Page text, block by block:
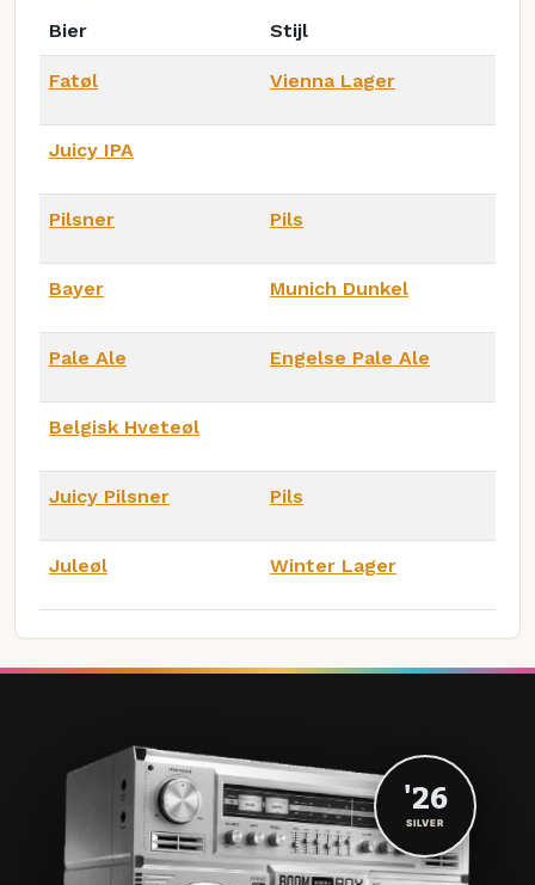
Bier Stijl
Fatøl Vienna Lager
Juicy IPA
Pilsner Pils
Bayer Munich Dunkel
Pale Ale Engelse Pale Ale
Belgisk Hveteøl
Juicy Pilsner Pils
Juleøl Winter Lager
'26
SILVER